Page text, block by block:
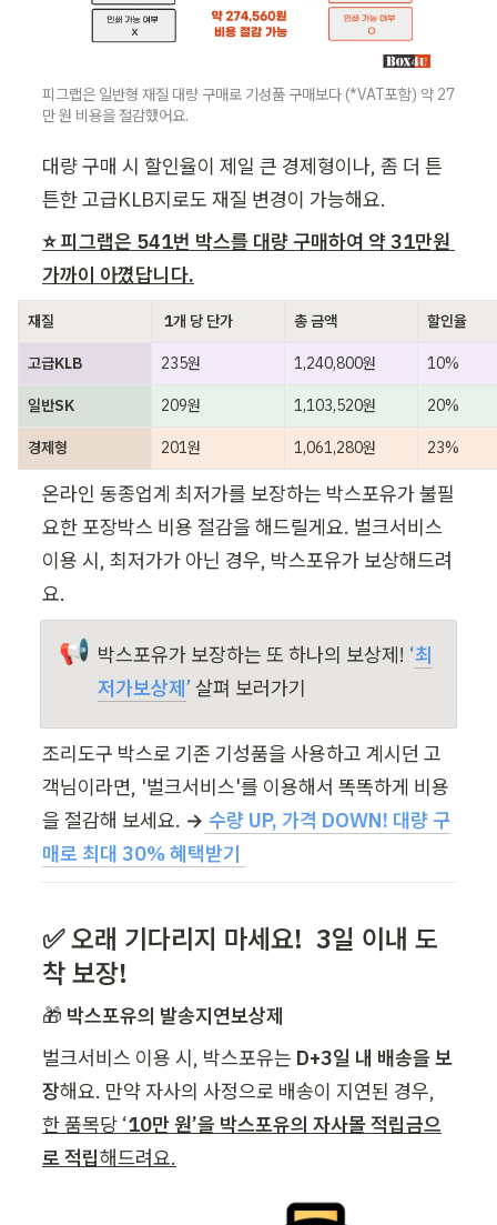
피그랩은 일반형 재질 대량 구매로 기성품 구매보다 (*VAT포함) 약 27
만 원 비용을 절감했어요.
대량 구매 시 할인율이 제일 큰 경제형이나, 좀 더 튼
튼한 고급KLB지로도 재질 변경이 가능해요.
⭐ 피그랩은 541번 박스를 대량 구매하여 약 31만원
가까이 아꼈답니다.
재질 1개 당 단가 총 금액 할인율
고급KLB 235원 1,240,800원 10%
일반SK 209원 1,103,520원 20%
경제형 201원 1,061,280원 23%
온라인 동종업계 최저가를 보장하는 박스포유가 불필
요한 포장박스 비용 절감을 해드릴게요. 벌크서비스
이용 시, 최저가가 아닌 경우, 박스포유가 보상해드려
요.
📢 박스포유가 보장하는 또 하나의 보상제! ‘최
저가보상제’ 살펴 보러가기
조리도구 박스로 기존 기성품을 사용하고 계시던 고
객님이라면, '벌크서비스'를 이용해서 똑똑하게 비용
을 절감해 보세요. → 수량 UP, 가격 DOWN! 대량 구
매로 최대 30% 혜택받기
✅ 오래 기다리지 마세요!  3일 이내 도
착 보장!
🎁 박스포유의 발송지연보상제
벌크서비스 이용 시, 박스포유는 D+3일 내 배송을 보
장
한 품목당 ‘10만 원’을 박스포유의 자사몰 적립금으
로 적립해드려요.